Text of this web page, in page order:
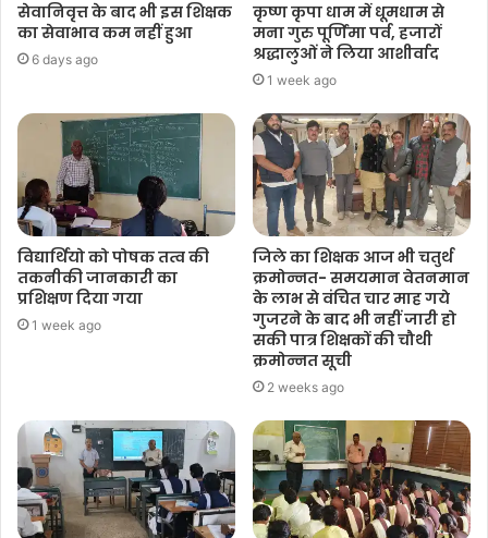
सेवानिवृत्त के बाद भी इस शिक्षक
का सेवाभाव कम नहीं हुआ
6 days ago
कृष्ण कृपा धाम में धूमधाम से
मना गुरु पूर्णिमा पर्व, हजारों
श्रद्धालुओं ने लिया आशीर्वाद
1 week ago
विद्यार्थियो को पोषक तत्व की
तकनीकी जानकारी का
प्रशिक्षण दिया गया
1 week ago
जिले का शिक्षक आज भी चतुर्थ
क्रमोन्नत- समयमान वेतनमान
के लाभ से वंचित चार माह गये
गुजरने के बाद भी नहीं जारी हो
सकी पात्र शिक्षकों की चौथी
क्रमोन्नत सूची
2 weeks ago